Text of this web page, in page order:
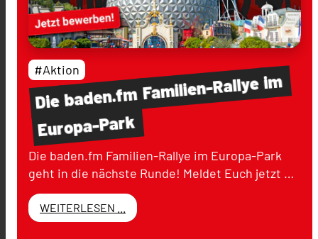
Diebaden.fmFamilien-Rallyeim
Europa-Park
#Aktion
Die baden.fm Familien-Rallye im Europa-Park
geht in die nächste Runde! Meldet Euch jetzt …
WEITERLESEN ...